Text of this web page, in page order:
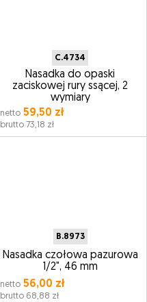
C.4734
Nasadka do opaski
zaciskowej rury ssącej, 2
wymiary
netto59,50 zł
brutto 73,18 zł
B.8973
Nasadka czołowa pazurowa
1/2", 46 mm
netto56,00 zł
brutto 68,88 zł